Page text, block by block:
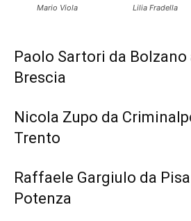
Mario Viola Lilia Fradella
Paolo Sartori da Bolzano
Brescia
Nicola Zupo da
Trento
Raffaele Gargiulo da
Potenza